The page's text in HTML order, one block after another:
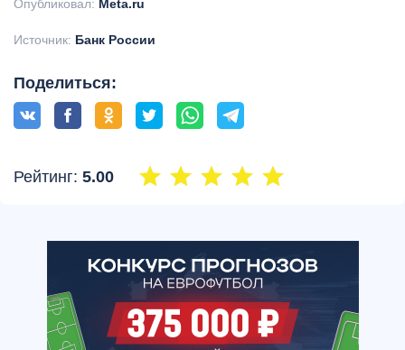
Опубликовал: Meta.ru
Источник: Банк России
Поделиться:
Рейтинг: 5.00